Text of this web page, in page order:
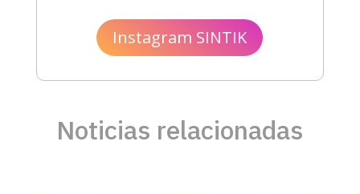
Instagram SINTIK
Noticias relacionadas